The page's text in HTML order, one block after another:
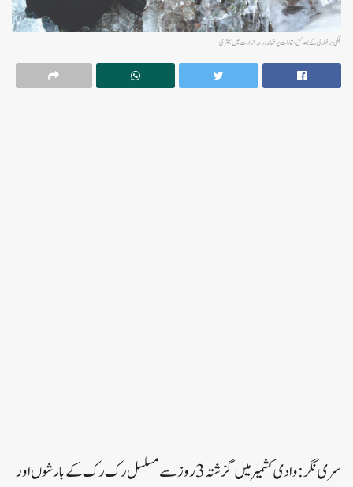
ہلکی برفباری کے بعد کئی مقامات پر شبانہ درجہ حرارت میں بہتری
سری نگر:وادی کشمیر میں گزشتہ3روز سے مسلسل رک رک کے بارشوں اور